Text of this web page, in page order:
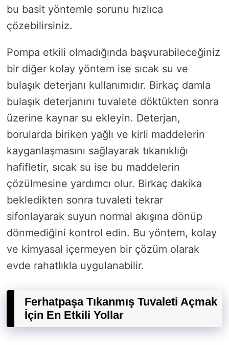
bu basit yöntemle sorunu hızlıca
çözebilirsiniz.
Pompa etkili olmadığında başvurabileceğiniz
bir diğer kolay yöntem ise sıcak su ve
bulaşık deterjanı kullanımıdır. Birkaç damla
bulaşık deterjanını tuvalete döktükten sonra
üzerine kaynar su ekleyin. Deterjan,
borularda biriken yağlı ve kirli maddelerin
kayganlaşmasını sağlayarak tıkanıklığı
hafifletir, sıcak su ise bu maddelerin
çözülmesine yardımcı olur. Birkaç dakika
bekledikten sonra tuvaleti tekrar
sifonlayarak suyun normal akışına dönüp
dönmediğini kontrol edin. Bu yöntem, kolay
ve kimyasal içermeyen bir çözüm olarak
evde rahatlıkla uygulanabilir.
Ferhatpaşa Tıkanmış Tuvaleti Açmak
İçin En Etkili Yollar